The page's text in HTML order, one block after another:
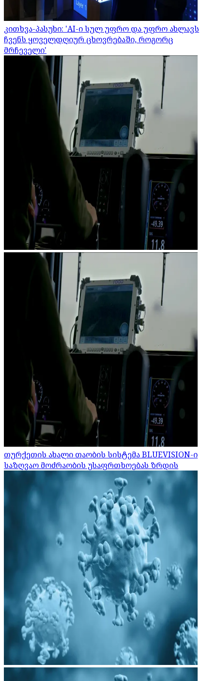
კითხვა-პასუხი: 'AI-ი სულ უფრო და უფრო ახლავს
ჩვენს ყოველდღიურ ცხოვრებაში, როგორც
მრჩეველი'
თურქეთის ახალი თაობის სისტემა BLUEVISION-ი
საზღვაო მოძრაობის უსაფრთხოებას ზრდის